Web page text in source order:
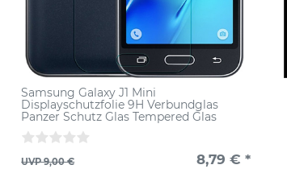
Samsung Galaxy J1 Mini
Displayschutzfolie 9H Verbundglas
Panzer Schutz Glas Tempered Glas
UVP 9,00 € 8,79 € *